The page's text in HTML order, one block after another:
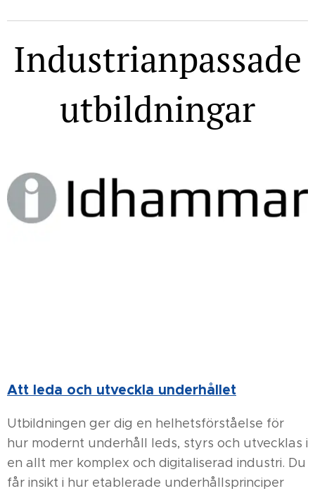
Industrianpassade
utbildningar
Att leda och utveckla underhållet
Utbildningen ger dig en helhetsförståelse för
hur modernt underhåll leds, styrs och utvecklas i
en allt mer komplex och digitaliserad industri. Du
får insikt i hur etablerade underhållsprinciper